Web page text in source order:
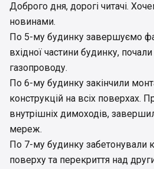
Доброго дня, дорогі читачі.
новинами.
По 5-му будинку завершуємо
вхідної частини будинку,
газопроводу.
По 6-му будинку закінчили
конструкцій на всіх поверхах.
внутрішніх димоходів,
мереж.
По 7-му будинку забетонували
поверху та перекриття над